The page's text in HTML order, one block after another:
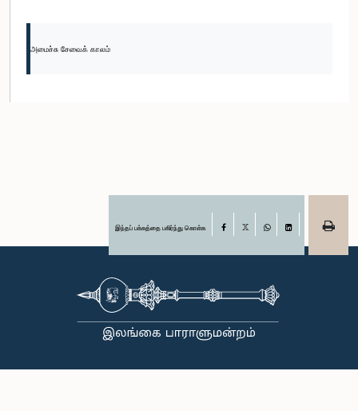
அமைச்சு சேவைக் காலம்
இந்தப் பக்கத்தை பகிர்ந்து கொள்க Facebook